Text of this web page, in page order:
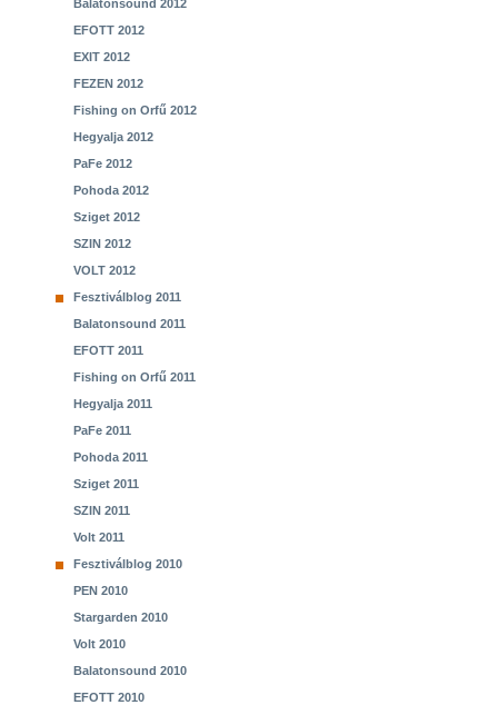
Balatonsound 2012
EFOTT 2012
EXIT 2012
FEZEN 2012
Fishing on Orfű 2012
Hegyalja 2012
PaFe 2012
Pohoda 2012
Sziget 2012
SZIN 2012
VOLT 2012
Fesztiválblog 2011
Balatonsound 2011
EFOTT 2011
Fishing on Orfű 2011
Hegyalja 2011
PaFe 2011
Pohoda 2011
Sziget 2011
SZIN 2011
Volt 2011
Fesztiválblog 2010
PEN 2010
Stargarden 2010
Volt 2010
Balatonsound 2010
EFOTT 2010